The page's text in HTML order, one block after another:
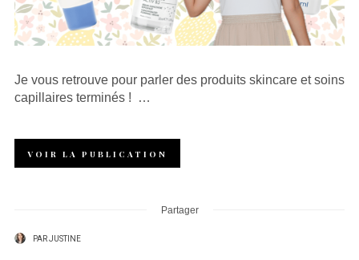
Je vous retrouve pour parler des produits skincare et soins
capillaires terminés ! …
VOIR LA PUBLICATION
Partager
PARJUSTINE